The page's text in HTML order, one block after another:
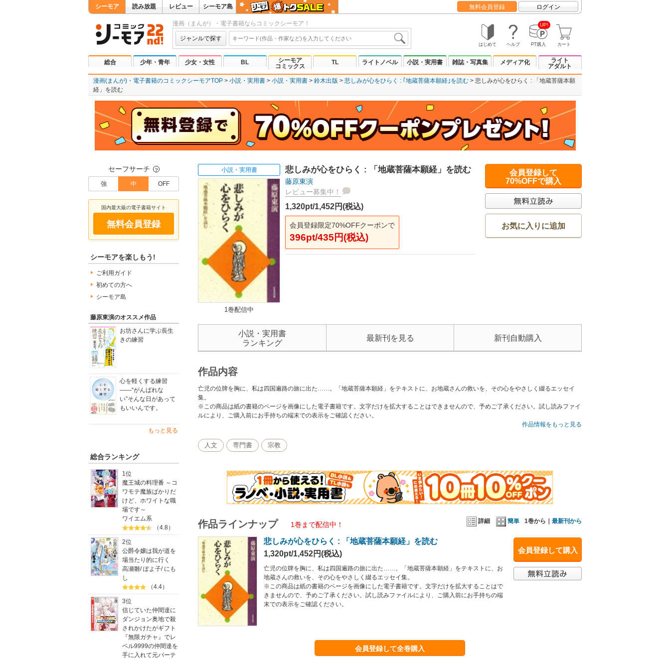
シーモア 読み放題 レビュー シーモア島 無料会員登録 ログイン
漫画（まんが）・電子書籍ならコミックシーモア！
ジャンルで探す
はじめて ヘルプ
UP!
PT購入 カート
総合 少年・青年 少女・女性 BL
シーモア
コミックス
TL ライトノベル 小説・実用書 雑誌・写真集 メディア化
ライト
アダルト
漫画(まんが)・電子書籍のコミックシーモアTOP 小説・実用書 小説・実用書 鈴木出版 悲しみが心をひらく : ｢地蔵菩薩本願経｣を読む
悲しみが心をひらく : 「地蔵菩薩本願
経」を読む
セーフサーチ ？
強 中 OFF
国内最大級の電子書籍サイト
無料会員登録
シーモアを楽しもう!
ご利用ガイド
初めての方へ
シーモア島
藤原東演のオススメ作品
お坊さんに学ぶ長生
きの練習
心を軽くする練習
――“がんばれな
い”そんな日があって
もいいんです。
もっと見る
総合ランキング
1位
魔王城の料理番 ～コ
ワモテ魔族ばかりだ
けど、ホワイトな職
場です～
ワイエム系
（4.8）
2位
公爵令嬢は我が道を
場当たり的に行く
高瀬雛/ぽよ子/ にも
し
（4.4）
3位
信じていた仲間達に
ダンジョン奥地で殺
されかけたがギフト
『無限ガチャ』でレ
ベル9999の仲間達を
手に入れて元パーテ
小説・実用書
1巻配信中
悲しみが心をひらく : 「地蔵菩薩本願経」を読む
藤原東演
レビュー募集中！
1,320pt/1,452円(税込)
会員登録限定70%OFFクーポンで
396pt/435円(税込)
会員登録して
70%OFFで購入
お気に入りに追加
小説・実用書
ランキング
最新刊を見る 新刊自動購入
作品内容
亡児の位牌を胸に、私は四国遍路の旅に出た……。「地蔵菩薩本願経」をテキストに、お地蔵さんの救いを、その心をやさしく綴るエッセイ
集。
※この商品は紙の書籍のページを画像にした電子書籍です。文字だけを拡大することはできませんので、予めご了承ください。試し読みファイ
ルにより、ご購入前にお手持ちの端末での表示をご確認ください。
作品情報をもっと見る
人文 専門書 宗教
詳細 簡単 1巻から｜ 最新刊から
作品ラインナップ 1巻まで配信中！
会員登録して購入
悲しみが心をひらく : 「地蔵菩薩本願経」を読む
1,320pt/1,452円(税込)
亡児の位牌を胸に、私は四国遍路の旅に出た……。「地蔵菩薩本願経」をテキストに、お
地蔵さんの救いを、その心をやさしく綴るエッセイ集。
※この商品は紙の書籍のページを画像にした電子書籍です。文字だけを拡大することはで
きませんので、予めご了承ください。試し読みファイルにより、ご購入前にお手持ちの端
末での表示をご確認ください。
会員登録して全巻購入